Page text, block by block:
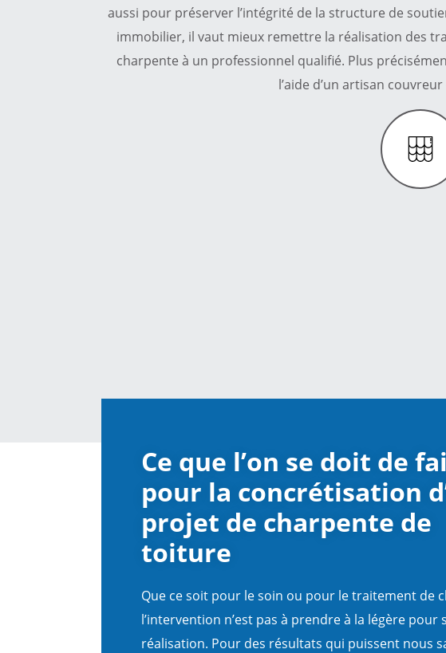
aussi pour préserver l’intégrité de la structure de
immobilier, il vaut mieux remettre la réalisation des
charpente à un professionnel qualifié. Plus
l’aide d’un artisan
Ce que l’on se doit de
pour la concrétisation
projet de charpente de
toiture
Que ce soit pour le soin ou pour le traitement de
l’intervention n’est pas à prendre à la légère pour
réalisation. Pour des résultats qui puissent nous